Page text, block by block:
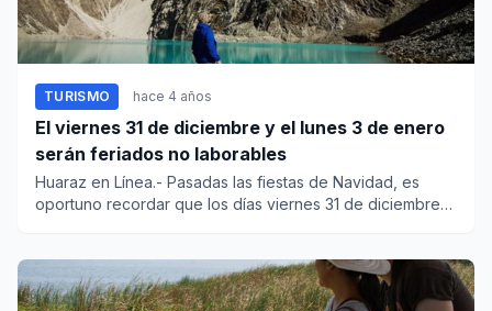
TURISMO hace 4 años
El viernes 31 de diciembre y el lunes 3 de enero
serán feriados no laborables
Huaraz en Línea.- Pasadas las fiestas de Navidad, es
oportuno recordar que los días viernes 31 de diciembre